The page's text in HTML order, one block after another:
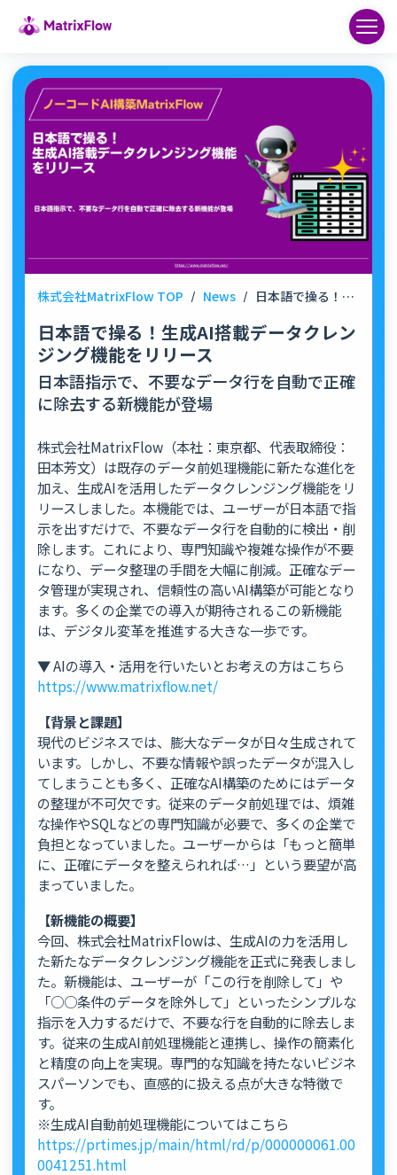
株式会社MatrixFlow TOP / News / 日本語で操る！生成AI搭載データクレンジング機能をリリース
日本語で操る！生成AI搭載データクレン
ジング機能をリリース
日本語指示で、不要なデータ行を自動で正確
に除去する新機能が登場
株式会社MatrixFlow（本社：東京都、代表取締役：
田本芳文）は既存のデータ前処理機能に新たな進化を
加え、生成AIを活用したデータクレンジング機能をリ
リースしました。本機能では、ユーザーが日本語で指
示を出すだけで、不要なデータ行を自動的に検出・削
除します。これにより、専門知識や複雑な操作が不要
になり、データ整理の手間を大幅に削減。正確なデー
タ管理が実現され、信頼性の高いAI構築が可能となり
ます。多くの企業での導入が期待されるこの新機能
は、デジタル変革を推進する大きな一歩です。
▼ AIの導入・活用を行いたいとお考えの方はこちら
https://www.matrixflow.net/
【背景と課題】
現代のビジネスでは、膨大なデータが日々生成されて
います。しかし、不要な情報や誤ったデータが混入し
てしまうことも多く、正確なAI構築のためにはデータ
の整理が不可欠です。従来のデータ前処理では、煩雑
な操作やSQLなどの専門知識が必要で、多くの企業で
負担となっていました。ユーザーからは「もっと簡単
に、正確にデータを整えられれば…」という要望が高
まっていました。
【新機能の概要】
今回、株式会社MatrixFlowは、生成AIの力を活用し
た新たなデータクレンジング機能を正式に発表しまし
た。新機能は、ユーザーが「この行を削除して」や
「○○条件のデータを除外して」といったシンプルな
指示を入力するだけで、不要な行を自動的に除去しま
す。従来の生成AI前処理機能と連携し、操作の簡素化
と精度の向上を実現。専門的な知識を持たないビジネ
スパーソンでも、直感的に扱える点が大きな特徴で
す。
※生成AI自動前処理機能についてはこちら
https://prtimes.jp/main/html/rd/p/000000061.00
0041251.html